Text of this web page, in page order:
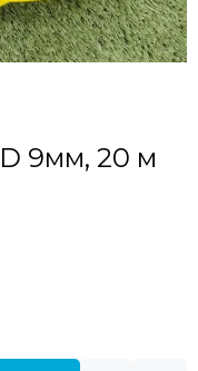
9мм, 20 м